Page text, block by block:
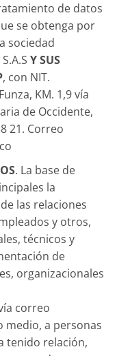
de datos
se obtenga por
sociedad
Y SUS
, con NIT.
KM. 1,9 vía
de Occidente,
21. Correo
. La base de
la
las relaciones
y otros,
técnicos y
de
organizacionales
correo
a personas
tenido relación,